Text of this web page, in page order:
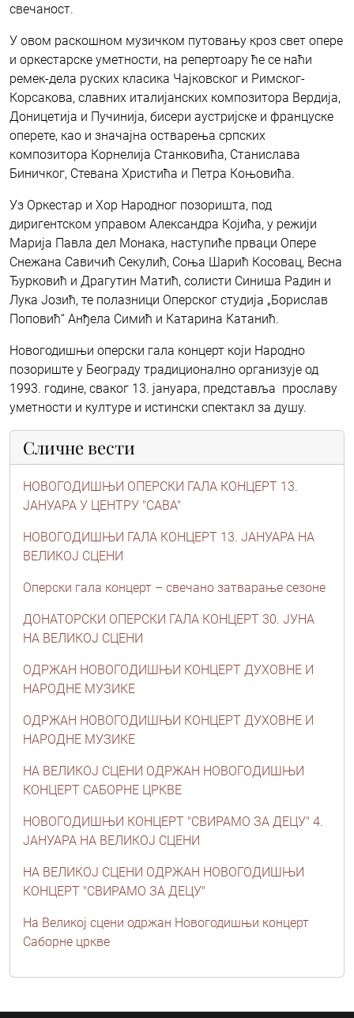
свечаност.
У овом раскошном музичком путовању кроз свет опере
и оркестарске уметности, на репертоару ће се наћи
ремек-дела руских класика Чајковског и Римског-
Корсакова, славних италијанских композитора Вердија,
Доницетија и Пучинија, бисери аустријске и француске
оперете, као и значајна остварења српских
композитора Корнелија Станковића, Станислава
Биничког, Стевана Христића и Петра Коњовића.
Уз Оркестар и Хор Народног позоришта, под
диригентском управом Александра Којића, у режији
Марија Павла дел Монака, наступиће прваци Опере
Снежана Савичић Секулић, Соња Шарић Косовац, Весна
Ђурковић и Драгутин Матић, солисти Синиша Радин и
Лука Јозић, те полазници Оперског студија „Борислав
Поповић“ Анђела Симић и Катарина Катанић.
Новогодишњи оперски гала концерт који Народно
позориште у Београду традиционално организује од
1993. године, сваког 13. јануара, представља прославу
уметности и културе и истински спектакл за душу.
Сличне вести
НОВОГОДИШЊИ ОПЕРСКИ ГАЛА КОНЦЕРТ 13.
ЈАНУАРА У ЦЕНТРУ "САВА"
НОВОГОДИШЊИ ГАЛА КОНЦЕРТ 13. ЈАНУАРА НА
ВЕЛИКОЈ СЦЕНИ
Оперски гала концерт – свечано затварање сезоне
ДОНАТОРСКИ ОПЕРСКИ ГАЛА КОНЦЕРТ 30. ЈУНА
НА ВЕЛИКОЈ СЦЕНИ
ОДРЖАН НОВОГОДИШЊИ КОНЦЕРТ ДУХОВНЕ И
НАРОДНЕ МУЗИКЕ
ОДРЖАН НОВОГОДИШЊИ КОНЦЕРТ ДУХОВНЕ И
НАРОДНЕ МУЗИКЕ
НА ВЕЛИКОЈ СЦЕНИ ОДРЖАН НОВОГОДИШЊИ
КОНЦЕРТ САБОРНЕ ЦРКВЕ
НОВОГОДИШЊИ КОНЦЕРТ "СВИРАМО ЗА ДЕЦУ" 4.
ЈАНУАРА НА ВЕЛИКОЈ СЦЕНИ
НА ВЕЛИКОЈ СЦЕНИ ОДРЖАН НОВОГОДИШЊИ
КОНЦЕРТ "СВИРАМО ЗА ДЕЦУ"
На Великој сцени одржан Новогодишњи концерт
Саборне цркве